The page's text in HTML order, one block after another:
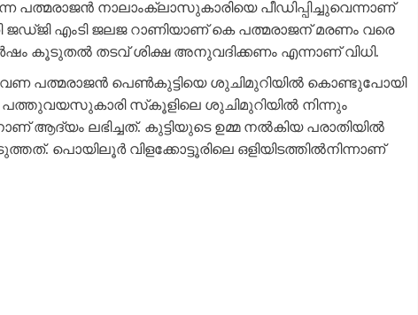
നാലാംക്ലാസുകാരിയെ പീഡിപ്പിച്ചുവെന്നാണ്
എംടി ജലജ റാണിയാണ് കെ പത്മരാജന് മരണം വരെ
വര്‍ഷം കൂടുതല്‍ തടവ് ശിക്ഷ അനുവദിക്കണം എന്നാണ് വിധി.
പത്മരാജന്‍ പെണ്‍കുട്ടിയെ ശുചിമുറിയില്‍ കൊണ്ടുപോയി
പത്തുവയസുകാരി സ്‌കൂളിലെ ശുചിമുറിയില്‍ നിന്നും
ആദ്യം ലഭിച്ചത്. കുട്ടിയുടെ ഉമ്മ നല്‍കിയ പരാതിയില്‍
പൊയിലൂര്‍ വിളക്കോട്ടൂരിലെ ഒളിയിടത്തില്‍നിന്നാണ്